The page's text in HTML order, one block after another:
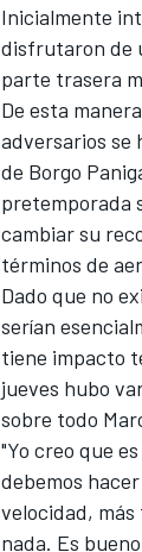
Inicialmente
disfrutaron de
parte trasera
De esta
adversarios se
de Borgo
pretemporada
cambiar su
términos de
Dado que no
serían
tiene impacto
jueves hubo
sobre todo
"Yo creo que
debemos
velocidad,
nada. Es